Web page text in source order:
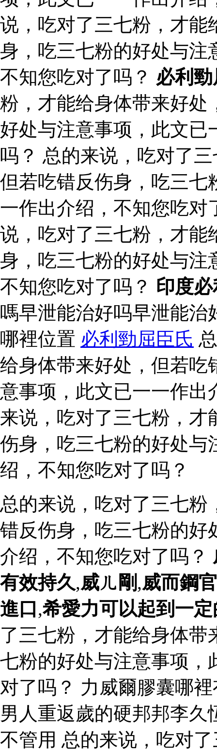
说，吃对了三七粉，才能
身，吃三七粉的好处与注
不知您吃对了吗？ 必利
粉，才能给身体带来好处
好处与注意事项，此文已
吗？ 总的来说，吃对了
但若吃错反伤身，吃三七
一作出介绍，不知您吃对
说，吃对了三七粉，才能
身，吃三七粉的好处与注
不知您吃对了吗？ 印度
嗎早泄能治好吗早泄能治
哪裡位置 必利勁屈臣氏
给身体带来好处，但若吃
意事项，此文已一一作出
来说，吃对了三七粉，才
伤身，吃三七粉的好处与
绍，不知您吃对了吗？
总的来说，吃对了三七
错反伤身，吃三七粉的好
介绍，不知您吃对了吗？
有效持久,威ㄦ剛 ,威而鋼
進口,希愛力可以起到一
了三七粉，才能给身体
七粉的好处与注意事项，
对了吗？ 力威爾膠囊哪
男人重返歲的硬邦邦李
不管用 总的来说，吃对